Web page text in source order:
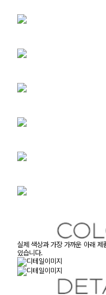
실제 색상과 가장 가까운 아래
있습니다.